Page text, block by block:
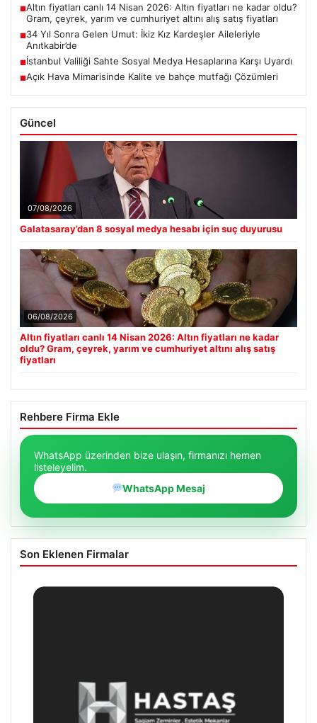
■Altın fiyatları canlı 14 Nisan 2026: Altın fiyatları ne kadar oldu?
Gram, çeyrek, yarım ve cumhuriyet altını alış satış fiyatları
■34 Yıl Sonra Gelen Umut: İkiz Kız Kardeşler Aileleriyle
Anıtkabir’de
■İstanbul Valiliği Sahte Sosyal Medya Hesaplarına Karşı Uyardı
■Açık Hava Mimarisinde Kalite ve bahçe mutfağı Çözümleri
Güncel
07/08/2026
Galatasaray’dan 8 sosyal medya hesabı için suç duyurusu
06/08/2026
Altın fiyatları canlı 14 Nisan 2026: Altın fiyatları ne kadar
oldu? Gram, çeyrek, yarım ve cumhuriyet altını alış satış
fiyatları
Rehbere Firma Ekle
WhatsApp üzerinden bize ulaşın, firmanızı hemen
listeleyelim.
WhatsApp Mesaj
Son Eklenen Firmalar